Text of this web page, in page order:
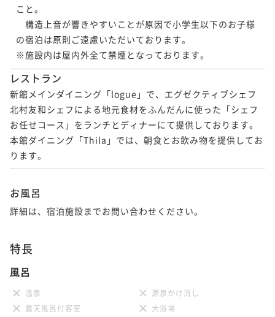
こと。
構造上音が響きやすいことが原因で小学生以下のお子様
の宿泊は原則ご遠慮いただいております。
※施設内は屋内外全て禁煙となっております。
レストラン
新館メインダイニング「logue」で、エグゼクティブシェフ
北村友和シェフによる地元食材をふんだんに使った「シェフ
お任せコース」をランチとディナーにて提供しております。
本館ダイニング「Thila」では、朝食とお飲み物を提供してお
ります。
お風呂
詳細は、宿泊施設までお問い合わせください。
特長
風呂
温泉
源泉かけ流し
露天風呂付客室
大浴場